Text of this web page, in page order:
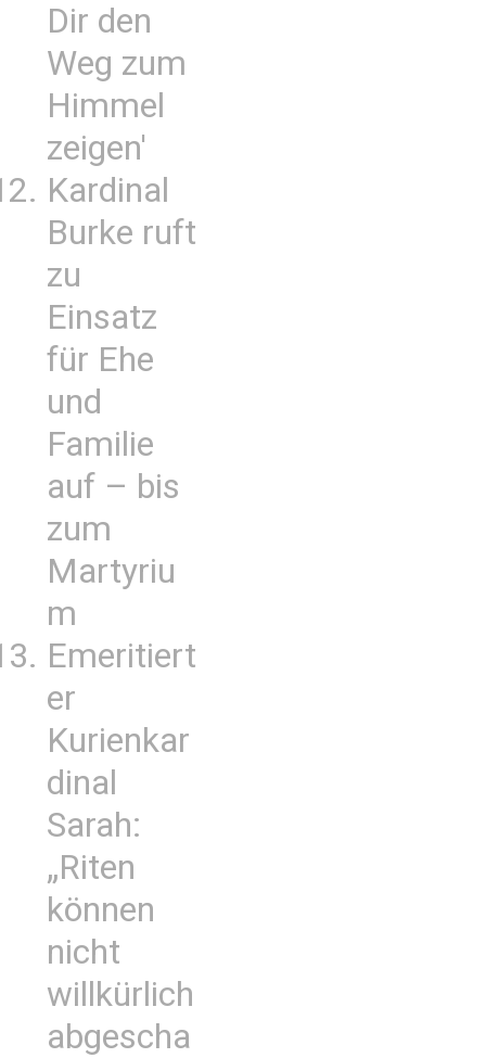
Dir den
Weg zum
Himmel
zeigen'
Kardinal
Burke ruft
zu
Einsatz
für Ehe
und
Familie
auf – bis
zum
Martyriu
m
Emeritiert
er
Kurienkar
dinal
Sarah:
„Riten
können
nicht
willkürlich
abgescha